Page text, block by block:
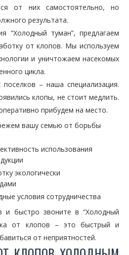
от них самостоятельно, но
результата.
“Холодный туман”, предлагаем
от клопов. Мы используем
и уничтожаем насекомых
цикла.
– наша специализация.
клопы, не стоит медлить.
прибудем на место.
вашу семью от борьбы
использования
экологически
условия сотрудничества
и быстро звоните в “Холодный
от клопов – это быстрый и
от неприятностей.